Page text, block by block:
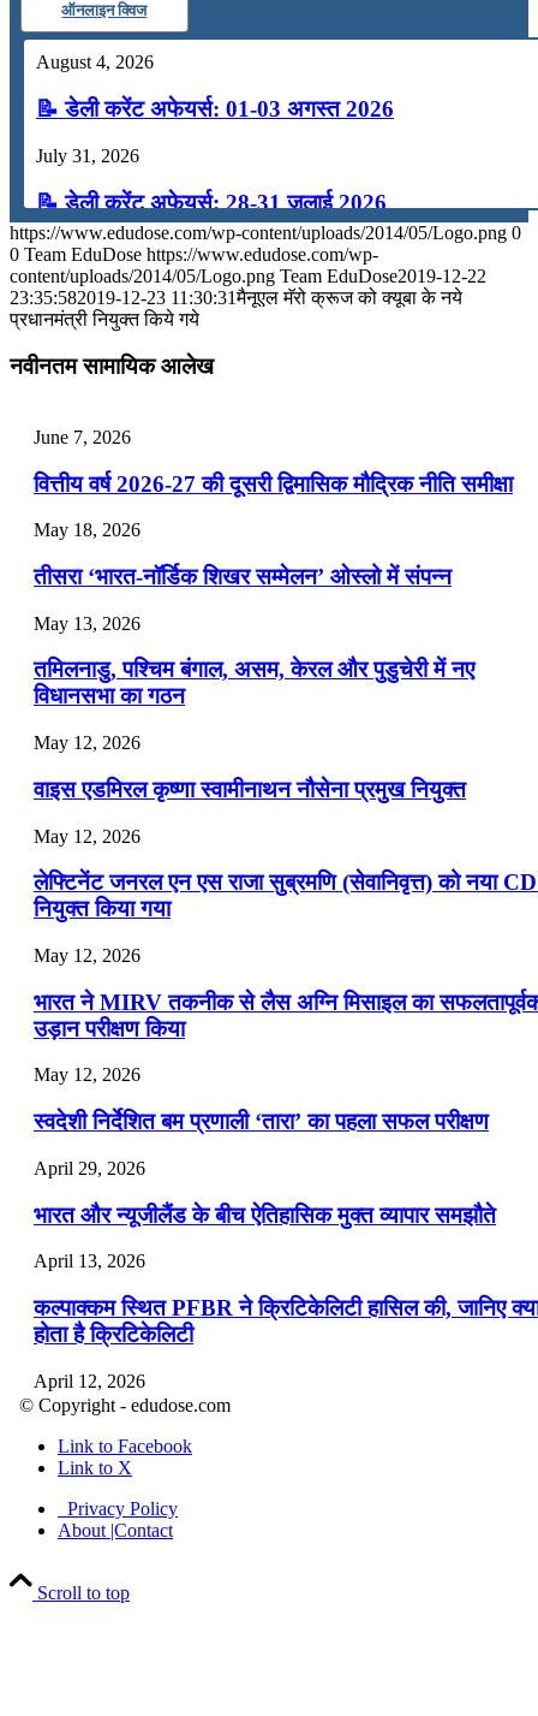
ऑनलाइन क्विज
August 4, 2026
📝 डेली करेंट अफेयर्स: 01-03 अगस्त 2026
July 31, 2026
📝 डेली करेंट अफेयर्स: 28-31 जुलाई 2026
July 28, 2026
📝 डेली करेंट अफेयर्स: 25-27 जुलाई 2026
July 22, 2026
📝 डेली करेंट अफेयर्स: 19-21 जुलाई 2026
July 19, 2026
📝 डेली करेंट अफेयर्स: 16-18 जुलाई 2026
July 16, 2026
📝 डेली करेंट अफेयर्स: 13-15 जुलाई 2026
https://www.edudose.com/wp-content/uploads/2014/05/Logo.png 0
0 Team EduDose https://www.edudose.com/wp-
content/uploads/2014/05/Logo.png Team EduDose2019-12-22
23:35:582019-12-23 11:30:31मैनूएल मॅरो क्रूज को क्‍यूबा के नये
प्रधानमंत्री नियुक्त किये गये
नवीनतम सामायिक आलेख
June 7, 2026
वित्तीय वर्ष 2026-27 की दूसरी द्विमासिक मौद्रिक नीति समीक्षा
May 18, 2026
तीसरा ‘भारत-नॉर्डिक शिखर सम्मेलन’ ओस्लो में संपन्न
May 13, 2026
तमिलनाडु, पश्चिम बंगाल, असम, केरल और पुडुचेरी में नए
विधानसभा का गठन
May 12, 2026
वाइस एडमिरल कृष्णा स्वामीनाथन नौसेना प्रमुख नियुक्त
May 12, 2026
लेफ्टिनेंट जनरल एन एस राजा सुब्रमणि (सेवानिवृत्त) को नया
नियुक्त किया गया
May 12, 2026
भारत ने MIRV तकनीक से लैस अग्नि मिसाइल का
उड़ान परीक्षण किया
May 12, 2026
स्वदेशी निर्देशित बम प्रणाली ‘तारा’ का पहला सफल परीक्षण
April 29, 2026
भारत और न्यूजीलैंड के बीच ऐतिहासिक मुक्त व्यापार समझौते
April 13, 2026
कल्पाक्कम स्थित PFBR ने क्रिटिकेलिटी हासिल की, जानिए
होता है क्रिटिकेलिटी
April 12, 2026
April 9, 2026
नासा का आर्टेमिस-2 मिशन: मनुष्य एक बार फिर से चंद्रमा के
पहुंचा
April 7, 2026
© Copyright - edudose.com
Link to Facebook
Link to X
Privacy Policy
About |Contact
Scroll to top